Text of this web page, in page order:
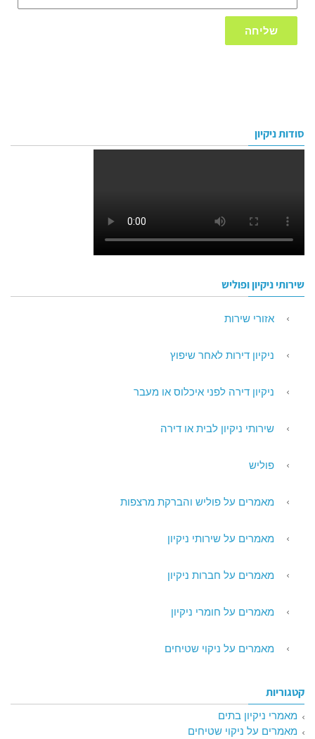
שליחה
סודות ניקיון
שירותי ניקיון ופוליש
אזורי שירות
ניקיון דירות לאחר שיפוץ
ניקיון דירה לפני איכלוס או מעבר
שירותי ניקיון לבית או דירה
פוליש
מאמרים על פוליש והברקת מרצפות
מאמרים על שירותי ניקיון
מאמרים על חברות ניקיון
מאמרים על חומרי ניקיון
מאמרים על ניקוי שטיחים
קטגוריות
מאמרי ניקיון בתים
מאמרים על ניקוי שטיחים